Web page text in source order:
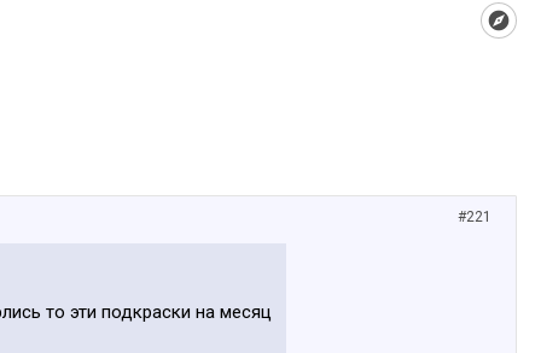
#221
то эти подкраски на месяц